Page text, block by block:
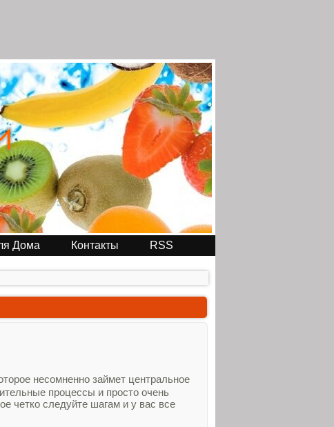
Дома Контакты RSS
несомненно займет центральное
процессы и просто очень
четко следуйте шагам и у вас все